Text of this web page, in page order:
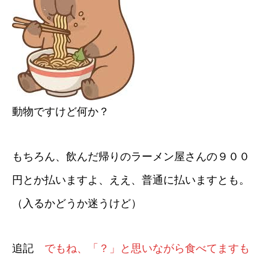
動物ですけど何か？
もちろん、飲んだ帰りのラーメン屋さんの９００
円とか払いますよ、ええ、普通に払いますとも。
（入るかどうか迷うけど）
追記 でもね、「？」と思いながら食べてますも